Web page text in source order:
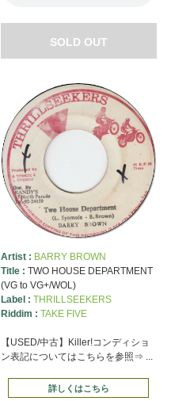
SOLD OUT
Artist : BARRY BROWN
Title : TWO HOUSE DEPARTMENT
(VG to VG+/WOL)
Label : THRILLSEEKERS
Riddim : TAKE FIVE
【USED/中古】Killer!コンディショ
ン表記についてはこちらを参照⇒ ...
詳しくはこちら